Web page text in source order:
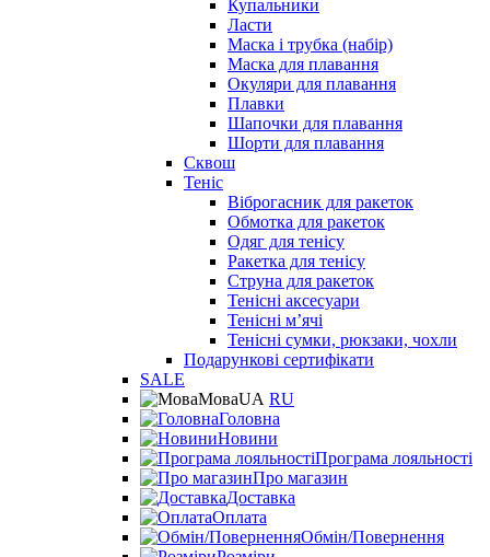
Купальники
Ласти
Маска і трубка (набір)
Маска для плавання
Окуляри для плавання
Плавки
Шапочки для плавання
Шорти для плавання
Сквош
Теніс
Віброгасник для ракеток
Обмотка для ракеток
Одяг для тенісу
Ракетка для тенісу
Струна для ракеток
Тенісні аксесуари
Тенісні мʼячі
Тенісні сумки, рюкзаки, чохли
Подарункові сертифікати
SALE
МоваUA RU
Головна
Новини
Програма лояльності
Про магазин
Доставка
Оплата
Обмін/Повернення